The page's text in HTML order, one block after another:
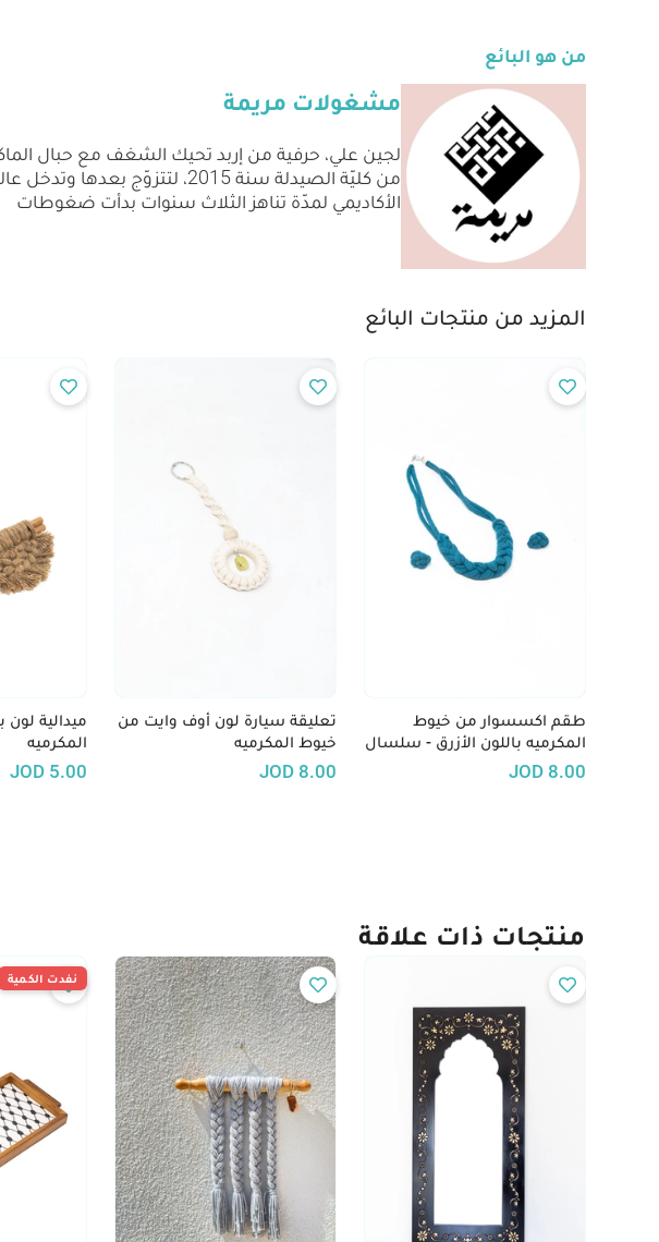
من هو البائع
مشغولات مريمة
لجين علي، حرفية من إربد تحيك الشغف مع حبال
من كليّة الصيدلة سنة 2015،
الأكاديمي لمدّة تناهز الثلاث سنوات بدأت ضغوطات
المزيد من منتجات البائع
طقم اكسسوار من خيوط
المكرميه باللون الأزرق - سلسال
وحلق
8.00
JOD
تعليقة سيارة لون أوف وايت من
خيوط المكرميه
8.00
JOD
ميدالية
المكرميه
5.00
JOD
منتجات ذات علاقة
نفدت الكمية